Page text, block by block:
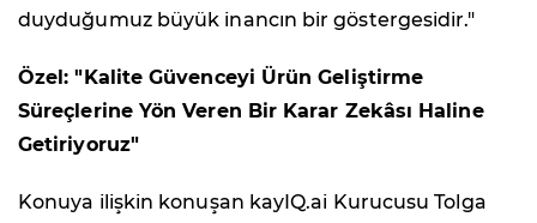
duyduğumuz büyük inancın bir göstergesidir."
Özel: "Kalite Güvenceyi Ürün Geliştirme
Süreçlerine Yön Veren Bir Karar Zekâsı Haline
Getiriyoruz"
Konuya ilişkin konuşan kayIQ.ai Kurucusu Tolga